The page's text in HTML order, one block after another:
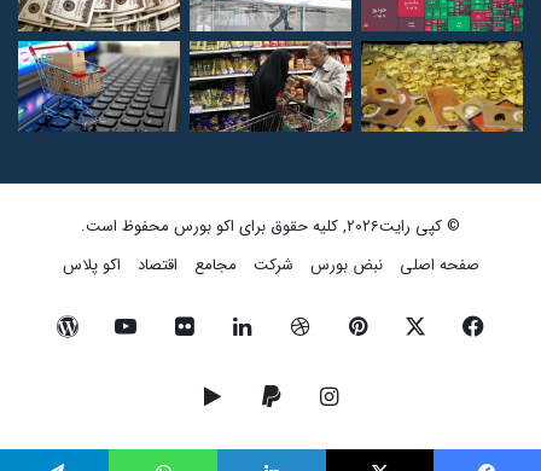
© کپی رایت2026, کلیه حقوق برای اکو بورس محفوظ است.
صفحه اصلی
نبض بورس شرکت مجامع اقتصاد اکو پلاس
فیسبوک ایکس پینتریستدریبببل لینکداین تصاویر
یوتیوب
اینستاگرامپی‌پال
پلی